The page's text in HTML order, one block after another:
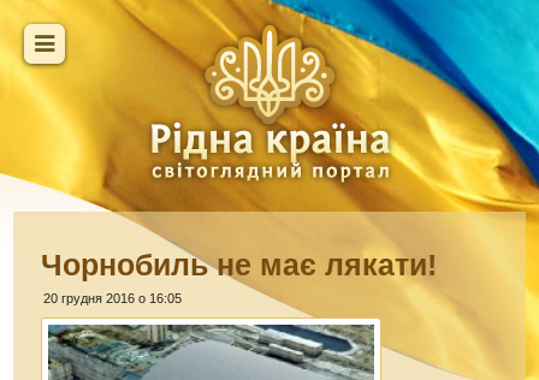
Чорнобиль не має лякати!
20 грудня 2016 о 16:05